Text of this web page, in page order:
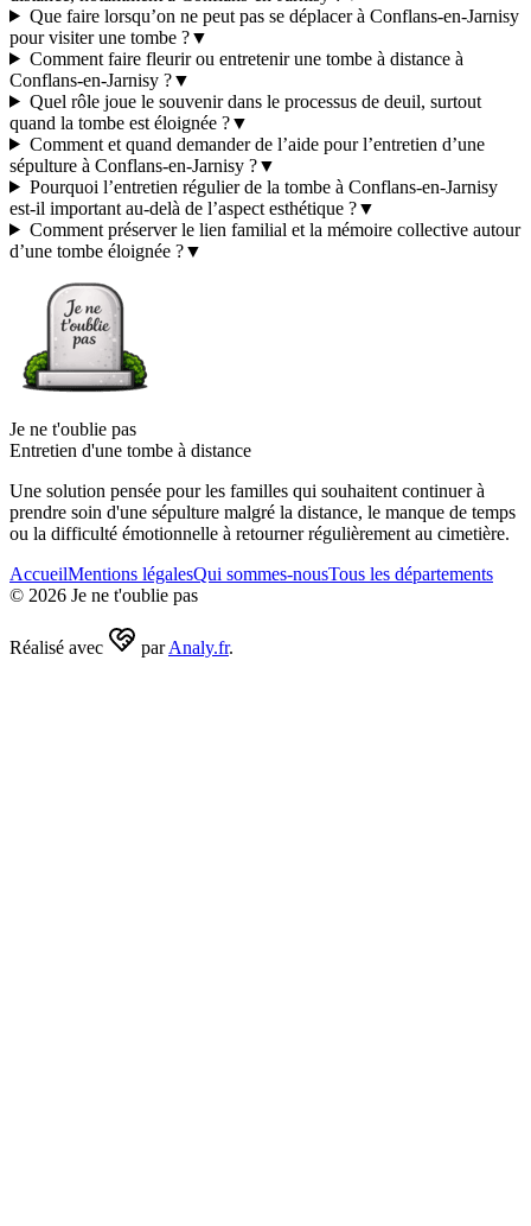
Que faire lorsqu’on ne peut pas se déplacer à Conflans-en-Jarnisy
pour visiter une tombe ?▼
Comment faire fleurir ou entretenir une tombe à distance à
Conflans-en-Jarnisy ?▼
Quel rôle joue le souvenir dans le processus de deuil, surtout
quand la tombe est éloignée ?▼
Comment et quand demander de l’aide pour l’entretien d’une
sépulture à Conflans-en-Jarnisy ?▼
Pourquoi l’entretien régulier de la tombe à Conflans-en-Jarnisy
est-il important au-delà de l’aspect esthétique ?▼
Comment préserver le lien familial et la mémoire collective autour
d’une tombe éloignée ?▼
Je ne t'oublie pas
Entretien d'une tombe à distance
Une solution pensée pour les familles qui souhaitent continuer à
prendre soin d'une sépulture malgré la distance, le manque de temps
ou la difficulté émotionnelle à retourner régulièrement au cimetière.
AccueilMentions légalesQui sommes-nousTous les départements
© 2026 Je ne t'oublie pas
Réalisé avec par Analy.fr.